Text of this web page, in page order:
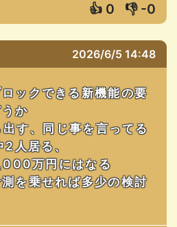
👍 0 👎 -0
2026/6/5 14:48
ックできる新機能の要
か
す、同じ事を言ってる
人居る、
万円にはなる
を乗せれば多少の検討